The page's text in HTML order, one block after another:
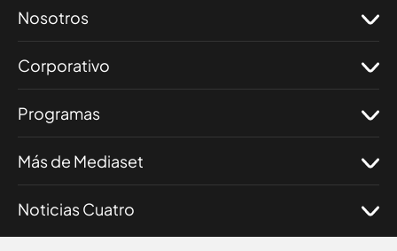
Nosotros
Corporativo
Programas
Más de Mediaset
Noticias Cuatro